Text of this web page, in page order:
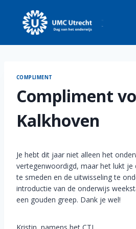
content
COMPLIMENT
Compliment
Kalkhoven
Je hebt dit jaar niet alleen het
vertegenwoordigd, maar het lukt
te smeden en de uitwisseling te
introductie van de onderwijs
een gouden greep. Dank je wel!